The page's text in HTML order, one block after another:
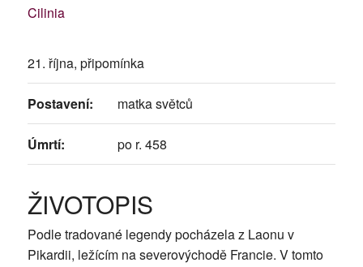
Cilinia
21. října, připomínka
Postavení: matka světců
Úmrtí: po r. 458
ŽIVOTOPIS
Podle tradované legendy pocházela z Laonu v
Pikardii, ležícím na severovýchodě Francie. V tomto